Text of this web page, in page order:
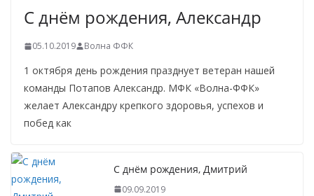
С днём рождения, Александр
05.10.2019 Волна ФФК
1 октября день рождения празднует ветеран нашей
команды Потапов Александр. МФК «Волна-ФФК»
желает Александру крепкого здоровья, успехов и
побед как
С днём рождения, Дмитрий
09.09.2019